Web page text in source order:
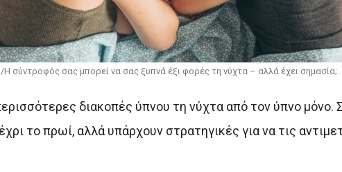
Η σύντροφός σας μπορεί να σας ξυπνά έξι φορές τη νύχτα – αλλά έχει σημασία;
διακοπές ύπνου τη νύχτα από τον ύπνο μόνο.
το πρωί, αλλά υπάρχουν στρατηγικές για να τις